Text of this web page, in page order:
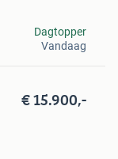
Dagtopper
Vandaag
€ 15.900,-